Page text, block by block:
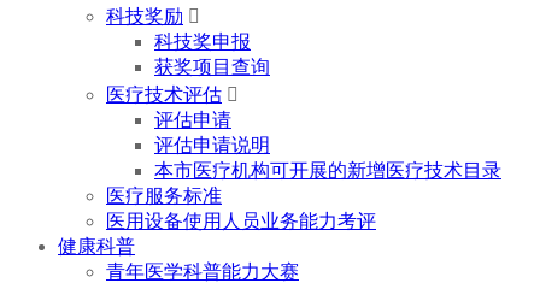
科技奖励 
科技奖申报
获奖项目查询
医疗技术评估 
评估申请
评估申请说明
本市医疗机构可开展的新增医疗技术目录
医疗服务标准
医用设备使用人员业务能力考评
健康科普
青年医学科普能力大赛